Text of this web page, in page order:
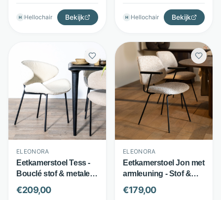
opening in rug - Beige
- Eleonora
H Hellochair Bekijk H Hellochair Bekijk
ELEONORA
Eetkamerstoel Tess -
Bouclé stof & metalen
poten - Beige -
Eleonora
€209,00
ELEONORA
Eetkamerstoel Jon met
armleuning - Stof &
metalen onderstel -
Comfortabele kuip -
€179,00